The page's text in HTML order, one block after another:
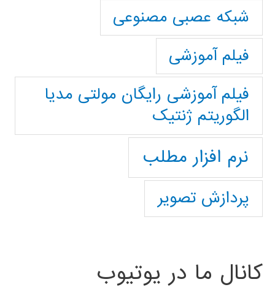
شبکه عصبی مصنوعی
فیلم آموزشی
فیلم آموزشی رایگان مولتی مدیا
الگوریتم ژنتیک
نرم افزار مطلب
پردازش تصویر
کانال ما در یوتیوب